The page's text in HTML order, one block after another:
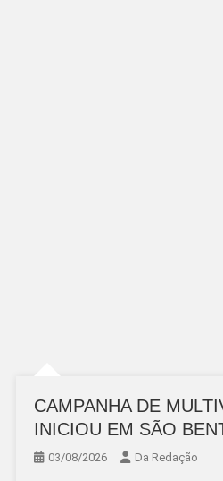
CAMPANHA DE
INICIOU EM SÃO
03/08/2026 Da Redação